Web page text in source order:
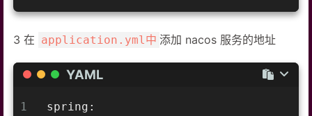
3 在 application.yml中 添加 nacos 服务的地址
YAML
1
spring: